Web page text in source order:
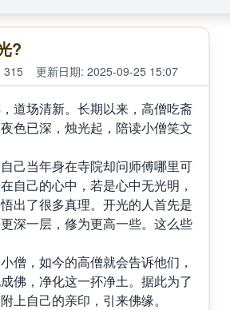
?
315 更新日期: 2025-09-25 15:07
场清新。长期以来，高僧吃斋
色已深，烛光起，陪读小僧笑文
当年身在寺院却问师傅哪里可
自己的心中，若是心中无光明，
出了很多真理。开光的人首先是
深一层，修为更高一些。这么些
，如今的高僧就会告诉他们，
佛，净化这一抔净土。据此为了
上自己的亲印，引来佛缘。